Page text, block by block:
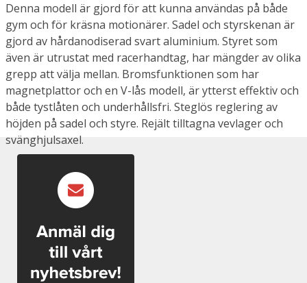
Denna modell är gjord för att kunna användas på både
gym och för kräsna motionärer. Sadel och styrskenan är
gjord av hårdanodiserad svart aluminium. Styret som
även är utrustat med racerhandtag, har mängder av olika
grepp att välja mellan. Bromsfunktionen som har
magnetplattor och en V-lås modell, är ytterst effektiv och
både tystlåten och underhållsfri. Steglös reglering av
höjden på sadel och styre. Rejält tilltagna vevlager och
svänghjulsaxel.